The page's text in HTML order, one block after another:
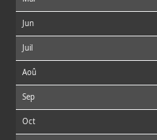
Jun
Juil
Aoû
Sep
Oct